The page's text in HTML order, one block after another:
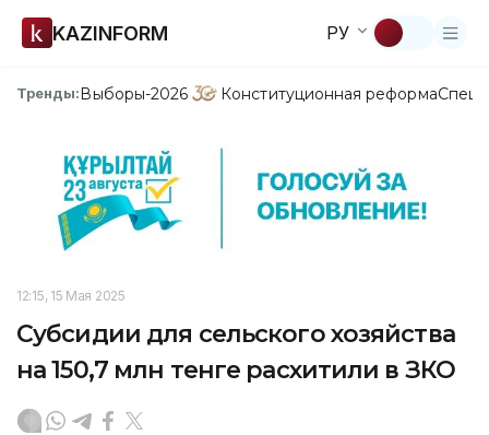
KAZINFORM РУ
Тренды:Выборы-2026 Конституционная реформа
12:15, 15 Мая 2025
Субсидии для сельского хозяйства
на 150,7 млн тенге расхитили в ЗКО